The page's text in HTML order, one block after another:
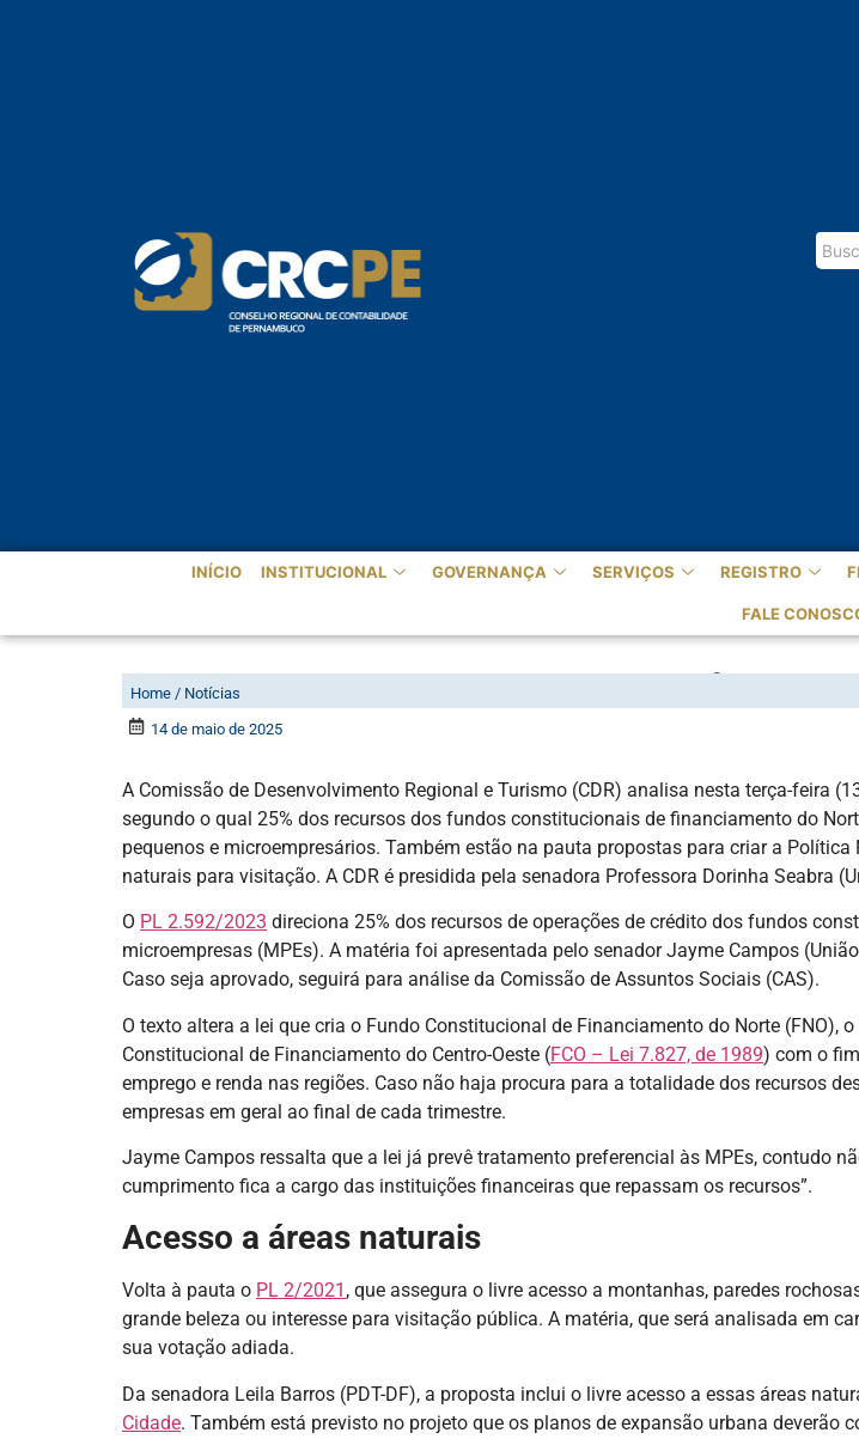
INÍCIO INSTITUCIONAL GOVERNANÇA SERVIÇOS REGISTRO
FALE
CDR vota aumento de repasse de fundos
Home / Notícias
14 de maio de 2025
A Comissão de Desenvolvimento Regional e Turismo (CDR) analisa nesta terça-feira
segundo o qual 25% dos recursos dos fundos constitucionais de financiamento do
pequenos e microempresários. Também estão na pauta propostas para criar a
naturais para visitação. A CDR é presidida pela senadora Professora Dorinha Seabra
O PL 2.592/2023 direciona 25% dos recursos de operações de crédito dos fundos
microempresas (MPEs). A matéria foi apresentada pelo senador Jayme Campos
Caso seja aprovado, seguirá para análise da Comissão de Assuntos Sociais (CAS).
O texto altera a lei que cria o Fundo Constitucional de Financiamento do Norte (FNO),
Constitucional de Financiamento do Centro-Oeste (FCO – Lei 7.827, de 1989) com o
emprego e renda nas regiões. Caso não haja procura para a totalidade dos recursos
empresas em geral ao final de cada trimestre.
Jayme Campos ressalta que a lei já prevê tratamento preferencial às MPEs, contudo
cumprimento fica a cargo das instituições financeiras que repassam os recursos”.
Acesso a áreas naturais
Volta à pauta o PL 2/2021 , que assegura o livre acesso a montanhas, paredes
grande beleza ou interesse para visitação pública. A matéria, que será analisada em
sua votação adiada.
Da senadora Leila Barros (PDT-DF), a proposta inclui o livre acesso a essas áreas
Cidade. Também está previsto no projeto que os planos de expansão urbana